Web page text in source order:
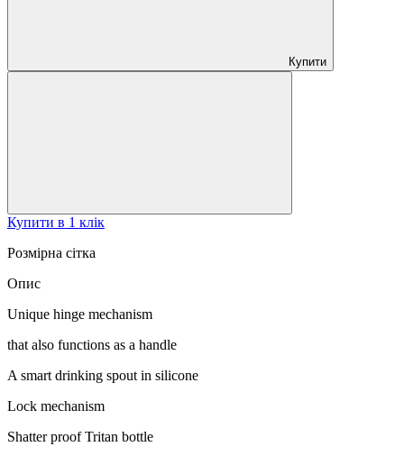
Купити
Купити в 1 клік
Розмірна сітка
Опис
Unique hinge mechanism
that also functions as a handle
A smart drinking spout in silicone
Lock mechanism
Shatter proof Tritan bottle